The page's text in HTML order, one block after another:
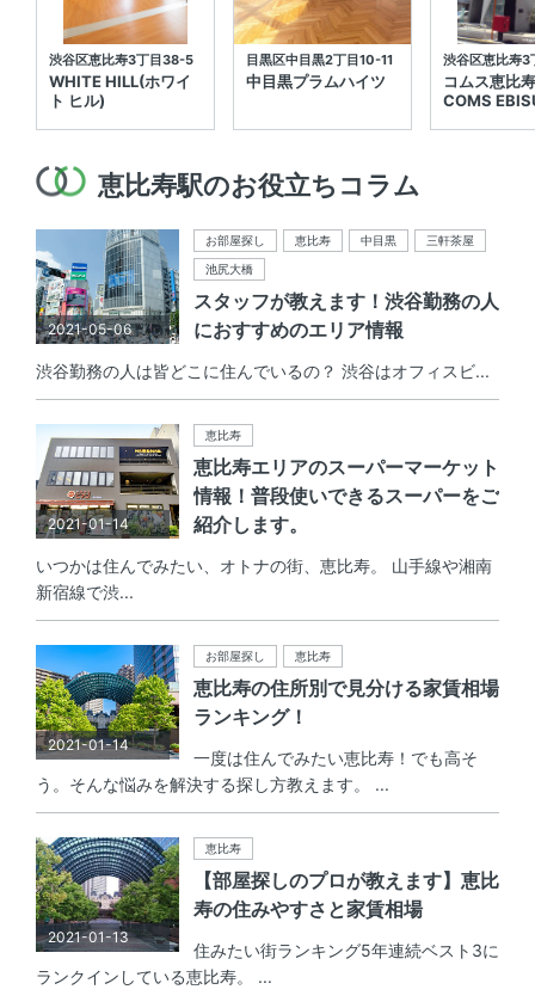
渋谷区恵比寿3丁目38-5
WHITE HILL(ホワイ
ト ヒル)
目黒区中目黒2丁目10-11
中目黒プラムハイツ
渋谷区恵比寿3
コムス恵
COMS
恵比寿駅のお役立ちコラム
2021-05-06
お部屋探し 恵比寿 中目黒
三軒茶屋
池尻大橋
スタッフが教えます！渋谷勤務の人
におすすめのエリア情報
渋谷勤務の人は皆どこに住んでいるの？ 渋谷はオフィスビ...
2021-01-14
恵比寿
恵比寿エリアのスーパーマーケット
情報！普段使いできるスーパーをご
紹介します。
いつかは住んでみたい、オトナの街、恵比寿。 山手線や湘南
新宿線で渋...
2021-01-14
お部屋探し 恵比寿
恵比寿の住所別で見分ける家賃相場
ランキング！
一度は住んでみたい恵比寿！でも高そ
う。そんな悩みを解決する探し方教えます。 ...
2021-01-13
恵比寿
【部屋探しのプロが教えます】恵比
寿の住みやすさと家賃相場
住みたい街ランキング5年連続ベスト3に
ランクインしている恵比寿。 ...